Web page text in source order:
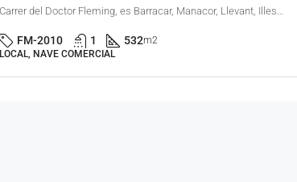
Carrer del Doctor Fleming, es Barracar, Manacor, Llevant, Illes Balears, 07500, España
FM-2010 1 532m2
LOCAL, NAVE COMERCIAL